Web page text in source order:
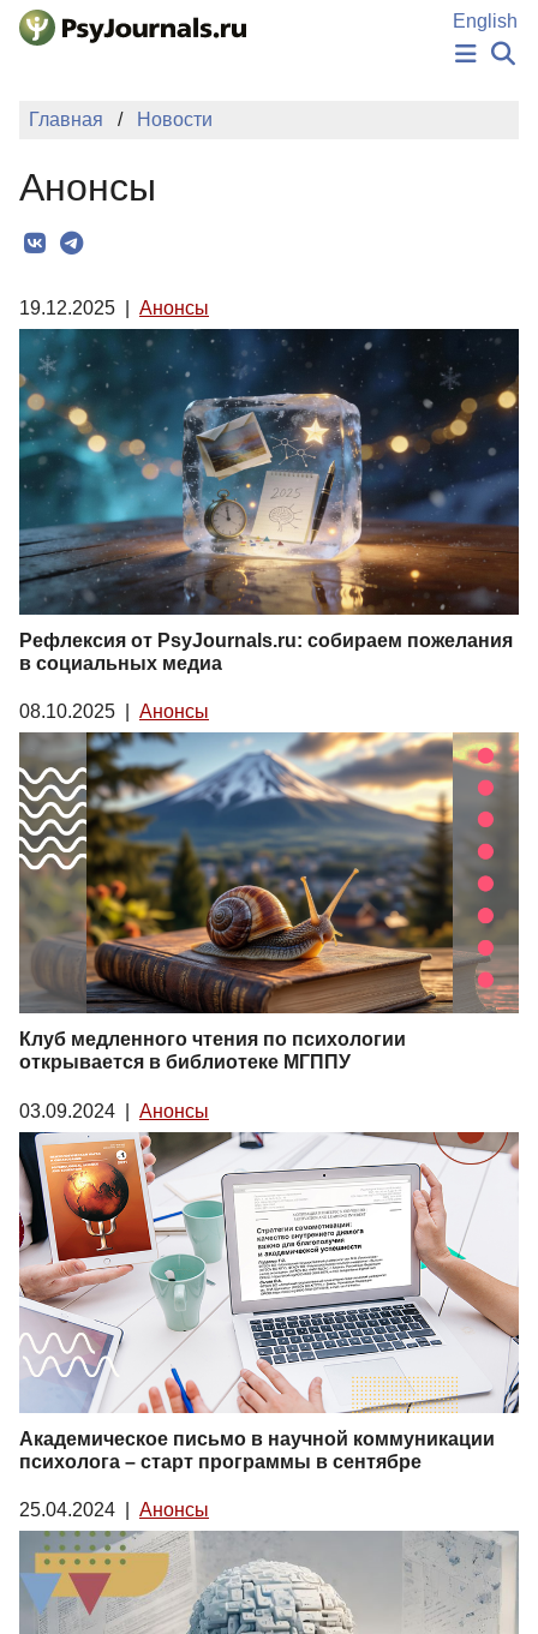
Перейти к основному содержанию
English
Главная Новости
Анонсы
19.12.2025 Анонсы
Рефлексия от PsyJournals.ru: собираем пожелания
в социальных медиа
08.10.2025 Анонсы
Клуб медленного чтения по психологии
открывается в библиотеке МГППУ
03.09.2024 Анонсы
Академическое письмо в научной коммуникации
психолога – старт программы в сентябре
25.04.2024 Анонсы